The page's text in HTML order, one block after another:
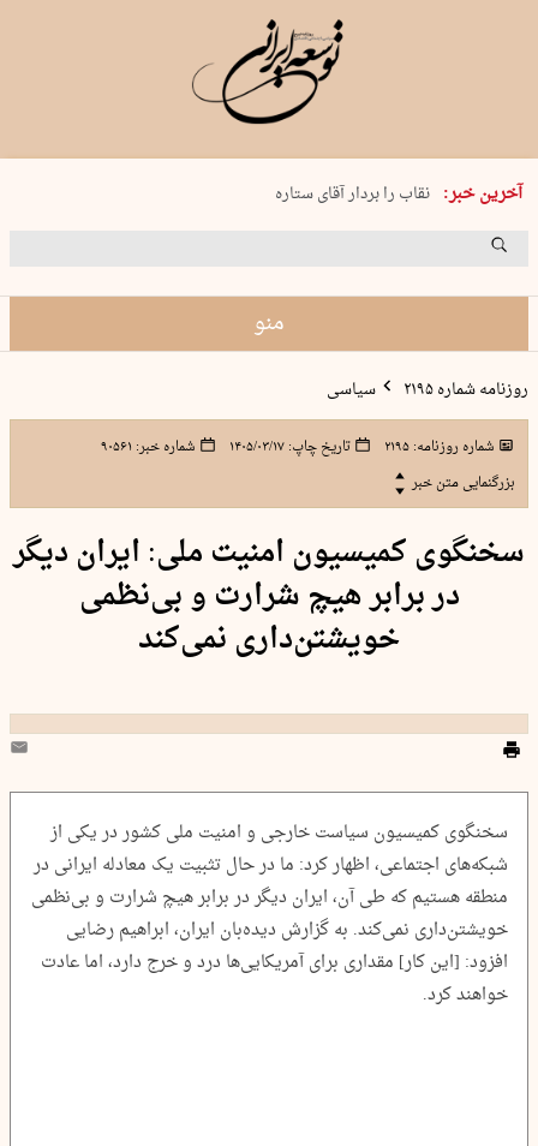
آخرین خبر:
پنجشنبه 15 مرداد 1405 شماره 2243
نقاب را بردار آقای ستاره
کدام فوتبال؟
منو
روزنامه شماره ۲۱۹۵ سیاسی
شماره روزنامه:۲۱۹۵ تاریخ چاپ:۱۴۰۵/۰۳/۱۷ شماره خبر: ۹۰۵۶۱
بزرگنمایی متن خبر
سخنگوی کمیسیون امنیت ملی: ایران دیگر
در برابر هیچ شرارت و بی‌نظمی
خویشتن‌داری نمی‌کند
سخنگوی کمیسیون سیاست خارجی و امنیت ملی کشور در یکی از
شبکه‌های اجتماعی، اظهار کرد: ما در حال تثبیت یک معادله ایرانی در
منطقه هستیم که طی آن، ایران دیگر در برابر هیچ شرارت و بی‌نظمی
خویشتن‌داری نمی‌کند. به گزارش دیده‌بان ایران، ابراهیم رضایی
افزود: [این کار] مقداری برای آمریکایی‌ها درد و خرج دارد، اما عادت
خواهند کرد.